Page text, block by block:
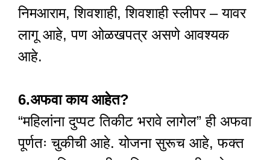
निमआराम, शिवशाही, शिवशाही स्लीपर – यावर
लागू आहे, पण ओळखपत्र असणे आवश्यक
आहे.
6.अफवा काय आहेत?
“महिलांना दुप्पट तिकीट भरावे लागेल” ही अफवा
पूर्णतः चुकीची आहे. योजना सुरूच आहे, फक्त